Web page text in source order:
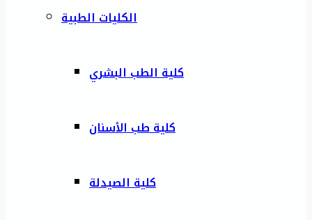
الكليات الطبية
كلية الطب البشري
كلية طب الأسنان
كلية الصيدلة